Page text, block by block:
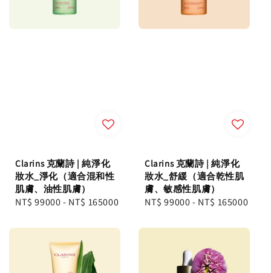
Clarins 克蘭詩 | 純淨化
妝水_淨化（適合混和性
肌膚、油性肌膚）
Regular
NT$ 99000- NT$ 165000
Clarins 克蘭詩 | 純淨化
妝水_舒緩（適合乾性肌
膚、敏感性肌膚）
Regular
NT$ 99000- NT$ 165000